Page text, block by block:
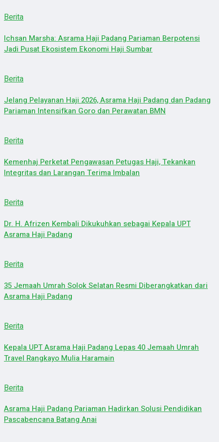
Berita
Ichsan Marsha: Asrama Haji Padang Pariaman Berpotensi
Jadi Pusat Ekosistem Ekonomi Haji Sumbar
Berita
Jelang Pelayanan Haji 2026, Asrama Haji Padang dan Padang
Pariaman Intensifkan Goro dan Perawatan BMN
Berita
Kemenhaj Perketat Pengawasan Petugas Haji, Tekankan
Integritas dan Larangan Terima Imbalan
Berita
Dr. H. Afrizen Kembali Dikukuhkan sebagai Kepala UPT
Asrama Haji Padang
Berita
35 Jemaah Umrah Solok Selatan Resmi Diberangkatkan dari
Asrama Haji Padang
Berita
Kepala UPT Asrama Haji Padang Lepas 40 Jemaah Umrah
Travel Rangkayo Mulia Haramain
Berita
Asrama Haji Padang Pariaman Hadirkan Solusi Pendidikan
Pascabencana Batang Anai